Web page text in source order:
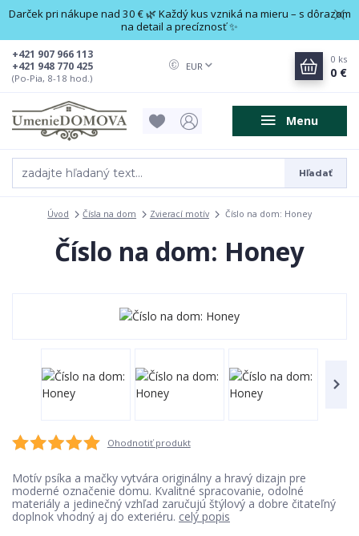
Darček pri nákupe nad 30 € 🌿 Každý kus vzniká na mieru – s dôrazom
na detail a precíznosť ✨
Menu
EUR
Hľadať
+421 948 770 425
+421 907 966 113
(Po-Pia, 8-18 hod.)
0 ks
0 €
Úvod Čísla na dom Zvierací motív Číslo na dom: Honey
Číslo na dom: Honey
Ohodnotiť produkt
Motív psíka a mačky vytvára originálny a hravý dizajn pre
moderné označenie domu. Kvalitné spracovanie, odolné
materiály a jedinečný vzhľad zaručujú štýlový a dobre čitateľný
doplnok vhodný aj do exteriéru. celý popis